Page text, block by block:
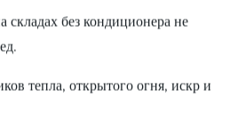
складах без кондиционера не
тепла, открытого огня, искр и